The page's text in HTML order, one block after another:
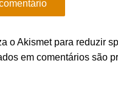
o Akismet para reduzir
em comentários são